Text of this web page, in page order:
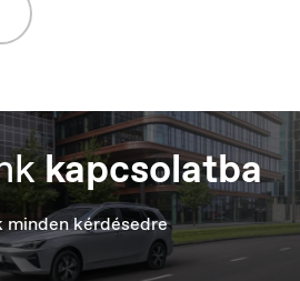
kapcsolatba
minden kérdésedre